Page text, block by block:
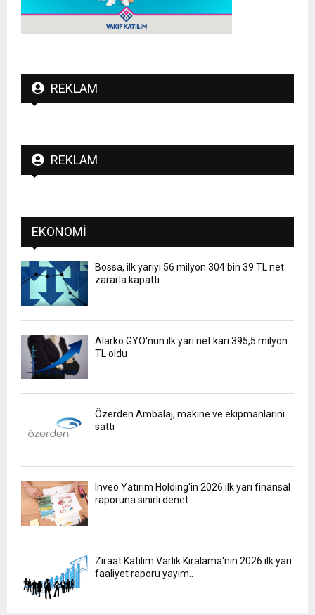
REKLAM
REKLAM
EKONOMI
Bossa, ilk yarıyı 56 milyon 304 bin 39 TL net
zararla kapattı
Alarko GYO'nun ilk yarı net karı 395,5 milyon
TL oldu
Özerden Ambalaj, makine ve ekipmanlarını
sattı
Inveo Yatırım Holding'in 2026 ilk yarı finansal
raporuna sınırlı denet..
Ziraat Katılım Varlık Kiralama'nın 2026 ilk yarı
faaliyet raporu yayım..